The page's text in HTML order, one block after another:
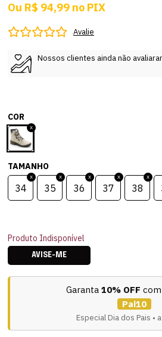
Ou R$ 94,99 no PIX
Avalie
Nossos clientes ainda não
COR
TAMANHO
34 35 36 37 38
Produto Indisponível
AVISE-ME
Garanta 10% OFF
Pai10
Especial Dia dos Pais •